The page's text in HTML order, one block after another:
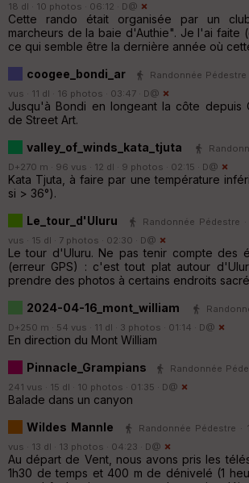
18 dl · 10 photos · 06:12 · D@
Cette rando était organisée par un
marcheurs de la baie d'Authie". Je l'ai faite
ce qui semble être la dernière année où
coogee_bondi_ar
Randonnée Pédestre
vus · 11 dl · 16 photos · 03:47 · D@
Jusqu'à Bondi en longeant la côte depuis
de Street Art.
valley_of_winds_kata_tjuta
D+270 m · 96 vus · 12 dl · 9 photos · 02:15 · D@
Kata Tjuta, à faire par une température
si > 36°).
Le_tour_d'Uluru
Randonnée Pédestre
vus · 15 dl · 7 photos · 02:30 · D@
Le tour d'Uluru. Ne pas tenir compte des
(erreur GPS) : c'est tout plat autour
prendre des photos à certains endroits
2024-04-16_mont_william
D+250 m · 54 vus · 11 dl · 3 photos · 01:14 · D@
En direction du Mont William
Pinnacle_Grampians
Randonnée
241 vus · 15 dl · 10 photos · 01:35 · D@
Balade dans un canyon
Wildes Mannle
Randonnée Pédestre ·
vus · 13 dl · 13 photos · 04:23 · D@
Au départ de Vent, nous avons pris les
1h30 de temps et 400 m de dénivelé (1